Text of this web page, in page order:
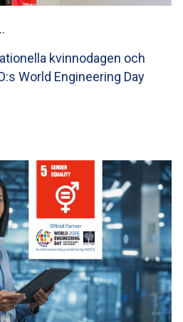
kvinnodagen och
World Engineering Day